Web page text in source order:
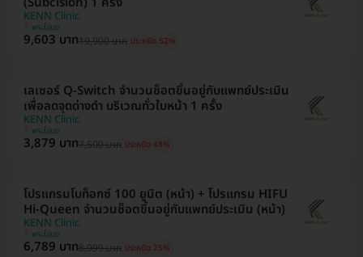
KENN Clinic
พระโขนง
9,603 บาท19,900 บาท ประหยัด 52%
เลเซอร์ Q-Switch จำนวนช็อตขึ้นอยู่กับแพทย์ประเมิน
เพื่อลดจุดด่างดำ บริเวณทั่วใบหน้า 1 ครั้ง
KENN Clinic
พระโขนง
3,879 บาท7,500 บาท ประหยัด 48%
โปรแกรมโบท็อกซ์ 100 ยูนิต (หน้า) + โปรแกรม HIFU
Hi-Queen จำนวนช็อตขึ้นอยู่กับแพทย์ประเมิน (หน้า)
KENN Clinic
พระโขนง
6,789 บาท8,999 บาท ประหยัด 25%